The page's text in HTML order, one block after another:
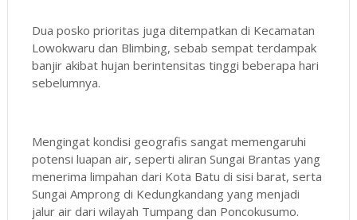
Dua posko prioritas juga ditempatkan di Kecamatan
Lowokwaru dan Blimbing, sebab sempat terdampak
banjir akibat hujan berintensitas tinggi beberapa hari
sebelumnya.
Mengingat kondisi geografis sangat memengaruhi
potensi luapan air, seperti aliran Sungai Brantas yang
menerima limpahan dari Kota Batu di sisi barat, serta
Sungai Amprong di Kedungkandang yang menjadi
jalur air dari wilayah Tumpang dan Poncokusumo.